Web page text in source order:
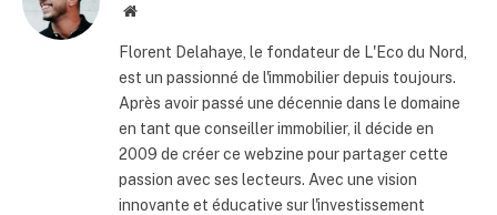
Site
Florent Delahaye, le fondateur de L'Eco du Nord,
est un passionné de l'immobilier depuis toujours.
Après avoir passé une décennie dans le domaine
en tant que conseiller immobilier, il décide en
2009 de créer ce webzine pour partager cette
passion avec ses lecteurs. Avec une vision
innovante et éducative sur l'investissement